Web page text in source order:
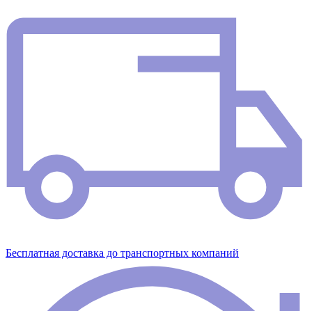
Бесплатная доставка до транспортных компаний